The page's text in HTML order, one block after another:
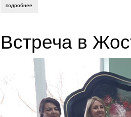
подробнее
Встреча в